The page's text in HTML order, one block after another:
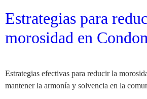
Estrategias para
morosidad en
Estrategias efectivas para reducir la
mantener la armonía y solvencia en la